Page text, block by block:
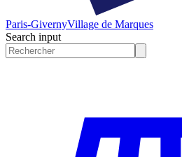
Paris-GivernyVillage de Marques
Search input